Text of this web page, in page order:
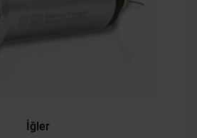
İğler